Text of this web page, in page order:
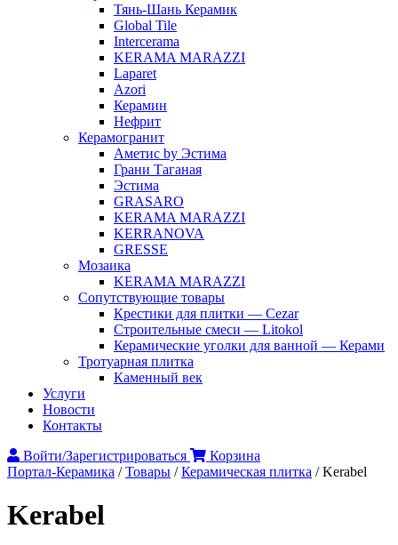
Тянь-Шань Керамик
Global Tile
Intercerama
KERAMA MARAZZI
Laparet
Аzori
Керамин
Нефрит
Керамогранит
Аметис by Эстима
Грани Таганая
Эстима
GRASARO
KERAMA MARAZZI
KERRANOVA
GRESSE
Мозаика
KERAMA MARAZZI
Сопутствующие товары
Крестики для плитки — Cezar
Строительные смеси — Litokol
Керамические уголки для ванной — Керами
Тротуарная плитка
Каменный век
Услуги
Новости
Контакты
Войти/Зарегистрироваться
Корзина
Портал-Керамика /Товары /Керамическая плитка /Kerabel
Kerabel